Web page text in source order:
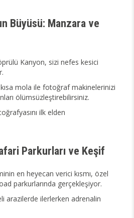
Büyüsü: Manzara ve
Kanyon, sizi nefes kesici
mola ile fotoğraf makinelerinizi
ölümsüzleştirebilirsiniz.
ilk elden
Parkurları ve Keşif
en heyecan verici kısmı, özel
parkurlarında gerçekleşiyor.
arazilerde ilerlerken adrenalin